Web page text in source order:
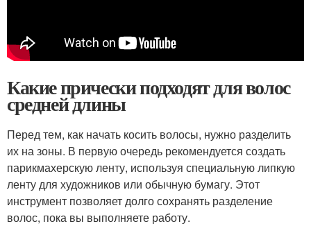
Какие прически подходят для волос
средней длины
Перед тем, как начать косить волосы, нужно разделить
их на зоны. В первую очередь рекомендуется создать
парикмахерскую ленту, используя специальную липкую
ленту для художников или обычную бумагу. Этот
инструмент позволяет долго сохранять разделение
волос, пока вы выполняете работу.